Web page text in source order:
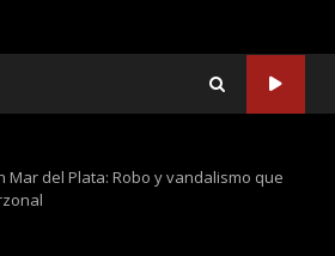
Mar del Plata: Robo y vandalismo que